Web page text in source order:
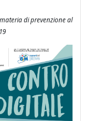
di prevenzione al